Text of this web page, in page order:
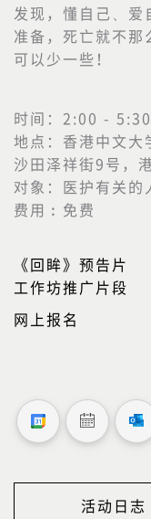
发现，懂自己、爱
准备，死亡就不那
可以少一些！
时间：2:00 -
地点：香港中文
沙田泽祥街9号，
对象：医护有关的
费用︰免费
《回眸》预告片
工作坊推广片段
网上报名
活动日志